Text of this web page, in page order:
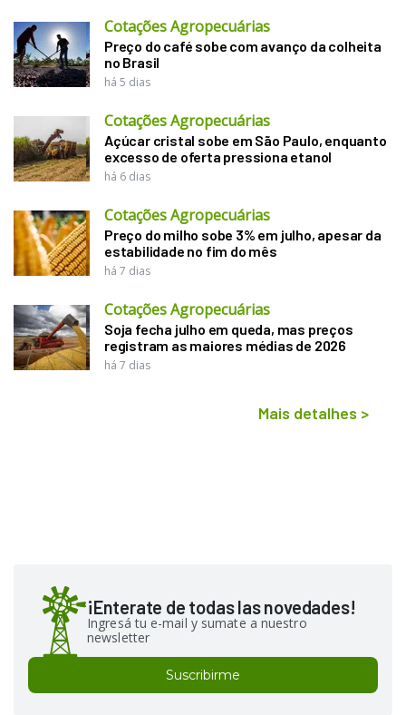
Cotações Agropecuárias
Preço do café sobe com avanço da colheita
no Brasil
há 5 dias
Cotações Agropecuárias
Açúcar cristal sobe em São Paulo, enquanto
excesso de oferta pressiona etanol
há 6 dias
Cotações Agropecuárias
Preço do milho sobe 3% em julho, apesar da
estabilidade no fim do mês
há 7 dias
Cotações Agropecuárias
Soja fecha julho em queda, mas preços
registram as maiores médias de 2026
há 7 dias
Mais detalhes >
¡Enterate de todas las novedades!
Ingresá tu e-mail y sumate a nuestro
newsletter
Suscribirme